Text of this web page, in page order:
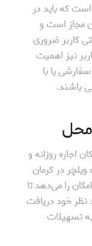
که باید در
مجاز است و
کاربر ضروری
نیز اهمیت
یا با
باشند.
محل
اجاره روزانه و
در کرمان
را می‌دهد تا
نظر خود دریافت
تسهیلات